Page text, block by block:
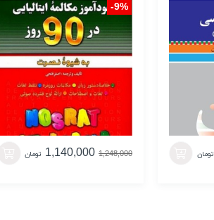
تومان
9%-
1,248,000
1,140,000 تومان